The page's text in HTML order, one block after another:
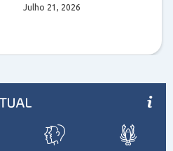
Julho 21, 2026